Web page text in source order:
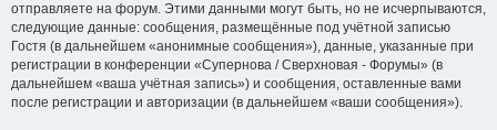
отправляете на форум. Этими данными могут быть, но не исчерпываются,
следующие данные: сообщения, размещённые под учётной записью
Гостя (в дальнейшем «анонимные сообщения»), данные, указанные при
регистрации в конференции «Супернова / Сверхновая - Форумы» (в
дальнейшем «ваша учётная запись») и сообщения, оставленные вами
после регистрации и авторизации (в дальнейшем «ваши сообщения»).